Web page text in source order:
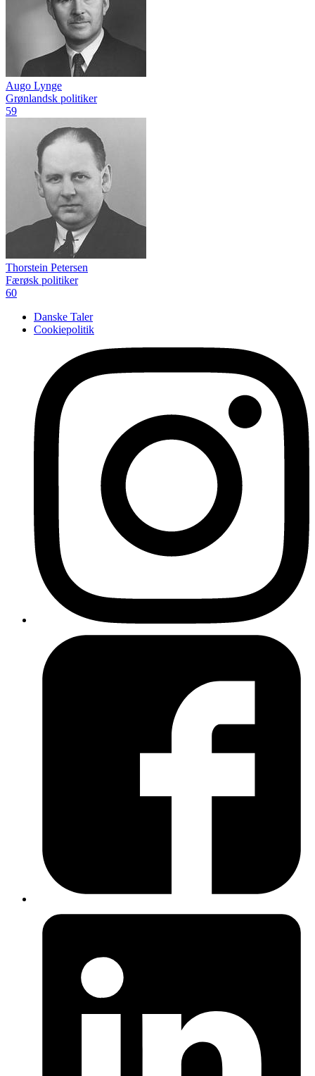
Augo Lynge
Grønlandsk politiker
59
Thorstein Petersen
Færøsk politiker
60
Danske Taler
Cookiepolitik